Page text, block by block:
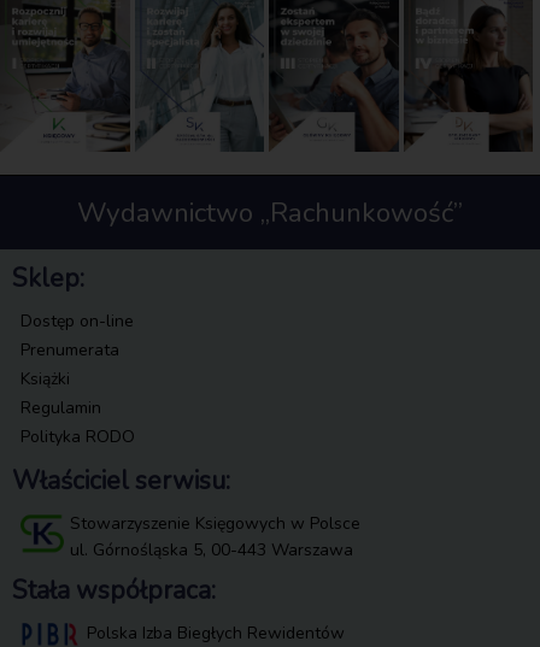
Wydawnictwo „Rachunkowość”
Sklep:
Dostęp on-line
Prenumerata
Książki
Regulamin
Polityka RODO
Właściciel serwisu:
Stowarzyszenie Księgowych w Polsce
ul. Górnośląska 5, 00-443 Warszawa
Stała współpraca:
Polska Izba Biegłych Rewidentów